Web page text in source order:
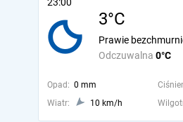
3°C
Odczuwalna 0°C
Prawie
Opad: 0 mm
Wiatr:
10 km/h